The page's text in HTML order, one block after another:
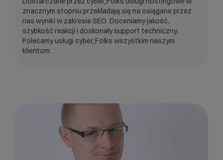
znacznym stopniu przekładają się na osiągane przez
nas wyniki w zakresie SEO. Doceniamy jakość,
szybkość reakcji i doskonały support techniczny.
Polecamy usługi cyber_Folks wszystkim naszym
klientom.